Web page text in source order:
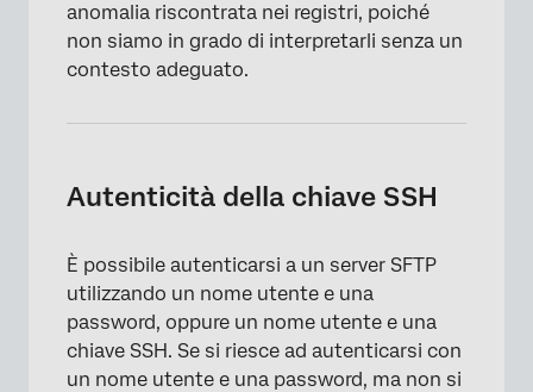
anomalia riscontrata nei registri, poiché
non siamo in grado di interpretarli senza un
contesto adeguato.
Autenticità della chiave SSH
È possibile autenticarsi a un server SFTP
utilizzando un nome utente e una
password, oppure un nome utente e una
chiave SSH. Se si riesce ad autenticarsi con
un nome utente e una password, ma non si